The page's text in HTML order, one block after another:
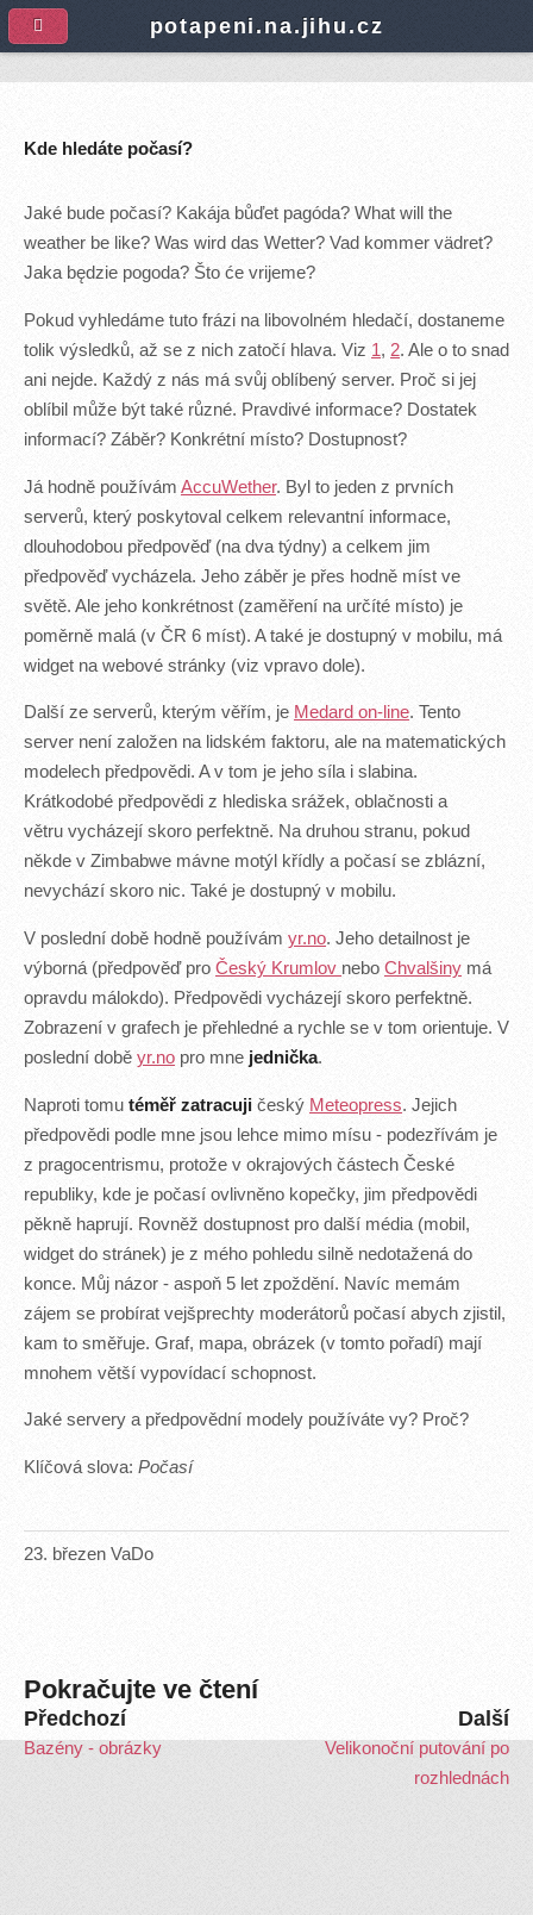
A
Kde hledáte počasí?
23. březen VaDo
Jaké bude počasí? Kakája bůďet pagóda? What will the
weather be like? Was wird das Wetter? Vad kommer vädret?
Jaka będzie pogoda? Što će vrijeme?
Pokud vyhledáme tuto frázi na libovolném hledačí, dostaneme
tolik výsledků, až se z nich zatočí hlava. Viz 1 , 2. Ale o to snad
ani nejde. Každý z nás má svůj oblíbený server. Proč si jej
oblíbil může být také různé. Pravdivé informace? Dostatek
informací? Záběr? Konkrétní místo? Dostupnost?
Já hodně používám AccuWether. Byl to jeden z prvních
serverů, který poskytoval celkem relevantní informace,
dlouhodobou předpověď (na dva týdny) a celkem jim
předpověď vycházela. Jeho záběr je přes hodně míst ve
světě. Ale jeho konkrétnost (zaměření na určíté místo) je
poměrně malá (v ČR 6 míst). A také je dostupný v mobilu, má
widget na webové stránky (viz vpravo dole).
Další ze serverů, kterým věřím, je Medard on-line. Tento
server není založen na lidském faktoru, ale na matematických
modelech předpovědi. A v tom je jeho síla i slabina.
Krátkodobé předpovědi z hlediska srážek, oblačnosti a
větru vycházejí skoro perfektně. Na druhou stranu, pokud
někde v Zimbabwe mávne motýl křídly a počasí se zblázní,
nevychází skoro nic. Také je dostupný v mobilu.
V poslední době hodně používám yr.no. Jeho detailnost je
výborná (předpověď pro Český Krumlov nebo Chvalšiny má
opravdu málokdo). Předpovědi vycházejí skoro perfektně.
Zobrazení v grafech je přehledné a rychle se v tom orientuje. V
poslední době yr.no pro mne jednička.
Naproti tomu téměř zatracuji český Meteopress. Jejich
předpovědi podle mne jsou lehce mimo mísu - podezřívám je
z pragocentrismu, protože v okrajových částech České
republiky, kde je počasí ovlivněno kopečky, jim předpovědi
pěkně haprují. Rovněž dostupnost pro další média (mobil,
widget do stránek) je z mého pohledu silně nedotažená do
konce. Můj názor - aspoň 5 let zpoždění. Navíc memám
zájem se probírat vejšprechty moderátorů počasí abych zjistil,
kam to směřuje. Graf, mapa, obrázek (v tomto pořadí) mají
mnohem větší vypovídací schopnost.
Jaké servery a předpovědní modely používáte vy? Proč?
Klíčová slova: Počasí
Pokračujte ve čtení
Další
Velikonoční putování po
rozhlednách
Předchozí
Bazény - obrázky
potapeni.na.jihu.cz